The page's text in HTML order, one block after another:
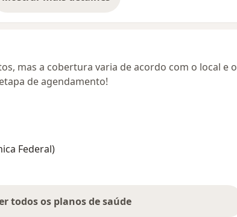
sobre o endereço
mas a cobertura varia de acordo com o local e o
de agendamento!
Federal)
todos os planos de saúde